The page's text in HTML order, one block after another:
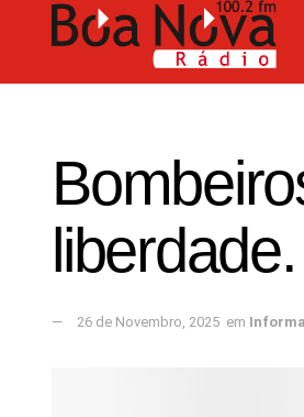
26 de Novembro, 2025 em